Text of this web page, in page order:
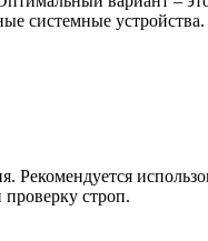
системные устройства.
строп.